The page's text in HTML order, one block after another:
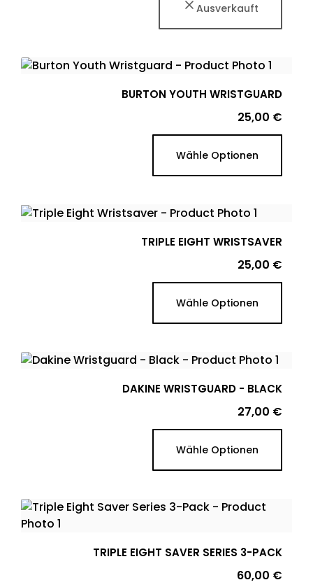
Ausverkauft
BURTON YOUTH WRISTGUARD
Preis
25,00 €
Wähle Optionen
TRIPLE EIGHT WRISTSAVER
Preis
25,00 €
Wähle Optionen
DAKINE WRISTGUARD - BLACK
Preis
27,00 €
Wähle Optionen
TRIPLE EIGHT SAVER SERIES 3-PACK
Preis
60,00 €